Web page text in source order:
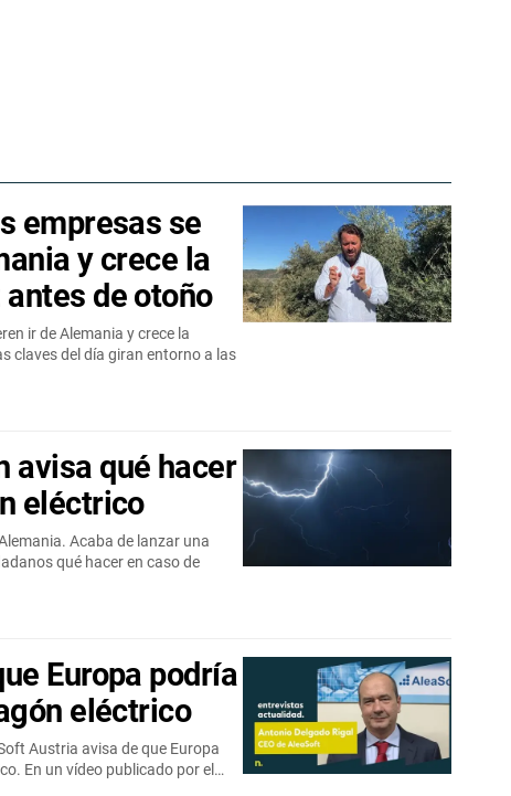
empresas se
y crece la
de otoño
ir de Alemania y crece la
claves del día giran entorno a las
avisa qué hacer
eléctrico
Acaba de lanzar una
qué hacer en caso de
Europa podría
eléctrico
Austria avisa de que Europa
En un vídeo publicado por el…